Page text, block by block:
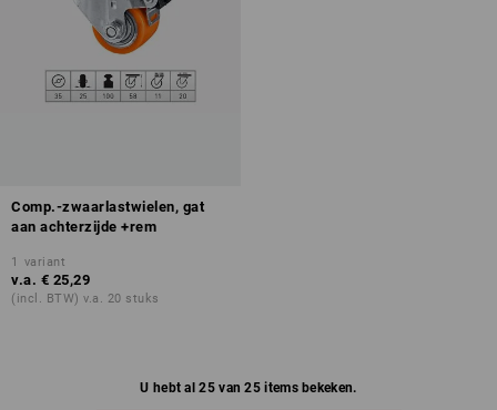
Comp.-zwaarlastwielen, gat
aan achterzijde +rem
1 variant
v.a. € 25,29
(incl. BTW) v.a. 20 stuks
U hebt al 25 van 25 items bekeken.